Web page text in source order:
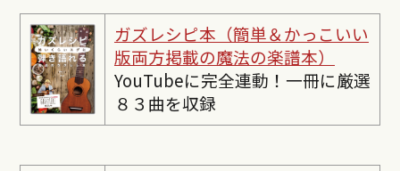
ガズレシピ本（簡単＆かっこいい
版両方掲載の魔法の楽譜本）
YouTubeに完全連動！一冊に厳選
８３曲を収録